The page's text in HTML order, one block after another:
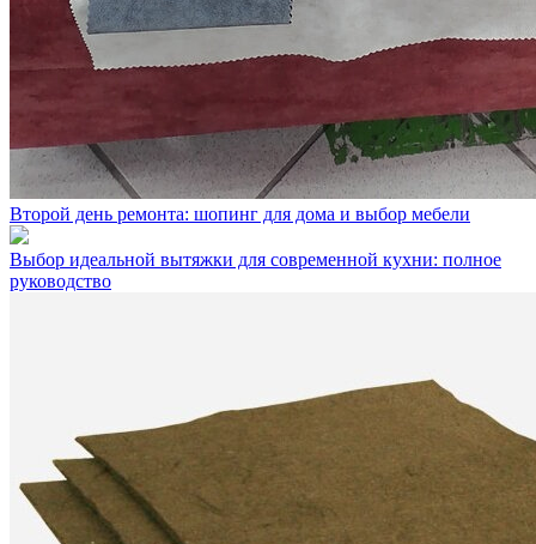
Второй день ремонта: шопинг для дома и выбор мебели
Выбор идеальной вытяжки для современной кухни: полное
руководство